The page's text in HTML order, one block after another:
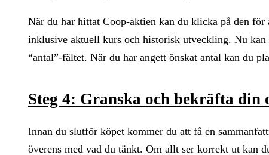
När du har hittat Coop-aktien kan du klicka på den
inklusive aktuell kurs och historisk utveckling. Nu
“antal”-fältet. När du har angett önskat antal kan du
Steg 4: Granska och bekräfta din
Innan du slutför köpet kommer du att få en
överens med vad du tänkt. Om allt ser korrekt ut kan